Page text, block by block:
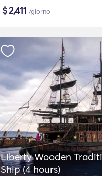
$2,411 /giorno
Liberty Wooden
Ship (4 hours)